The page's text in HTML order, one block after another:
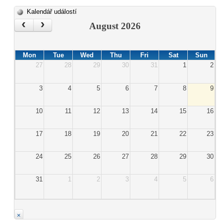
Kalendář událostí
‹ › August 2026
Mon Tue Wed Thu Fri Sat
Sun
27
28 29 30 31 1 2
3 4 5 6 7 8 9
10 11 12 13 14 15 16
17 18 19 20 21 22 23
24 25 26 27 28 29 30
31 1 2 3 4 5 6
×